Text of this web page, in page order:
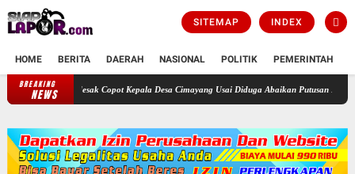
SITEMAP INDEX
HOME BERITA DAERAH NASIONAL POLITIK PEMERINTAH
BREAKING
NEWS
Bupati Bogor Didesak Copot Kepala Desa Cimayang Usai Diduga Abaikan Putusan